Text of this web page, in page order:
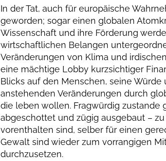
In der Tat, auch für europäische
geworden; sogar einen globalen
Wissenschaft und ihre Förderung
wirtschaftlichen Belangen
Veränderungen von Klima und
eine mächtige Lobby kurzsichtiger
Blicks auf den Menschen, seine
anstehenden Veränderungen durch
die leben wollen. Fragwürdig
abgeschottet und zügig ausgebaut –
vorenthalten sind, selber für einen
Gewalt sind wieder zum vorrangigen
durchzusetzen.